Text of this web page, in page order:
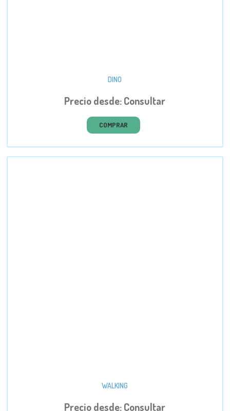
DINO
Precio desde: Consultar
COMPRAR
WALKING
Precio desde: Consultar